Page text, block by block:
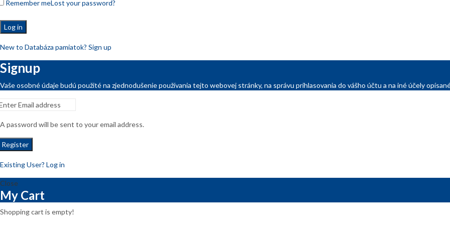
Remember meLost your password?
Log in
New to Databáza pamiatok? Sign up
Signup
Vaše osobné údaje budú použité na zjednodušenie používania tejto webovej stránky, na správu prihlasovania do vášho účtu a na iné účely
A password will be sent to your email address.
Register
Existing User? Log in
Close
My Cart
Shopping cart is empty!